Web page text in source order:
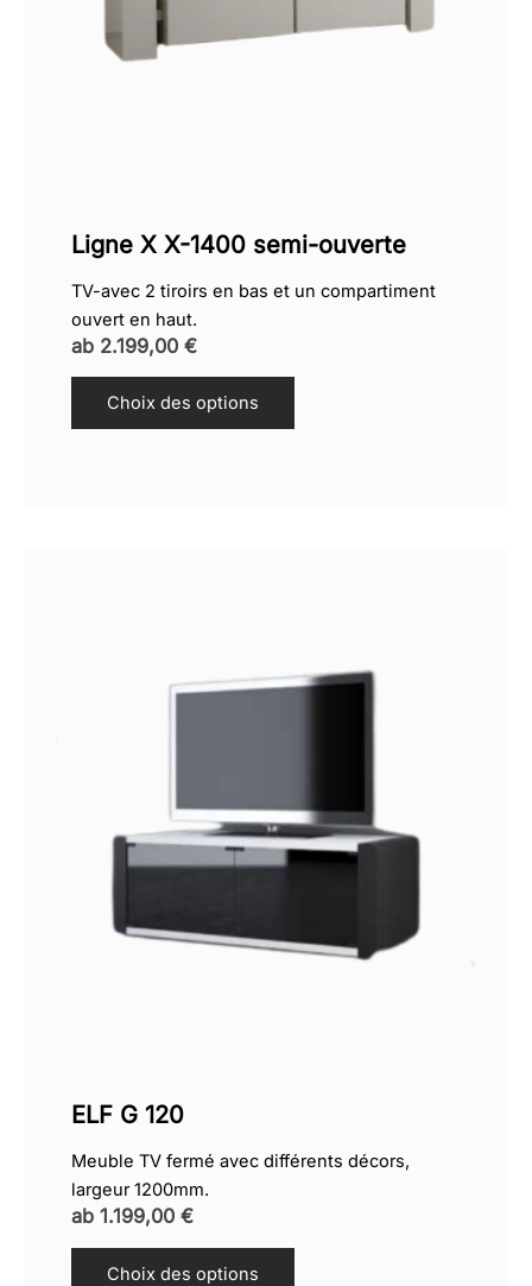
Ligne X X-1400 semi-ouverte
TV-avec 2 tiroirs en bas et un compartiment
ouvert en haut.
ab 2.199,00 €
Choix des options
ELF G 120
Meuble TV fermé avec différents décors,
largeur 1200mm.
ab 1.199,00 €
Choix des options